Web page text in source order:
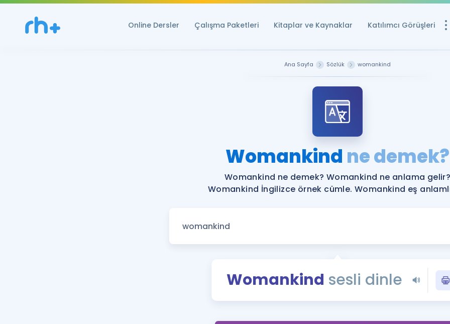
Online Dersler Çalışma Paketleri Kitaplar ve Kaynaklar Katılımcı Görüşleri
Ücretsiz
YDS ve YÖKDİL
YDS ve YÖKDİL'e
Tüm ÖSYM
Blog
YDS - YÖKDİL
İngilizce
Ana Sayfa Sözlük womankind
Womankind ne demek?
Womankind ne demek? Womankind ne anlama gelir?
Womankind İngilizce örnek cümle. Womankind eş
Womankind sesli dinle